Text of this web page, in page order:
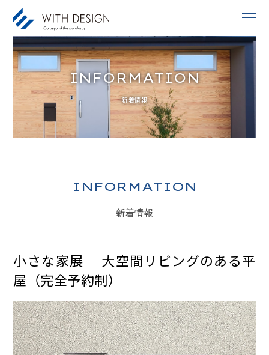
お知らせ / INFORMATION
人生設計 / LIFE PLAN
ご挨拶・会社概要 / ABOUT
INFORMATION
新着情報
INFORMATION
新着情報
小さな家展 大空間リビングのある平
屋（完全予約制）